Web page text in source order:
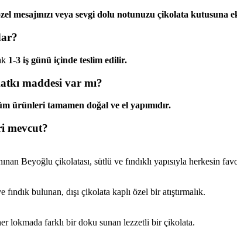
mesajınızı veya sevgi dolu notunuzu çikolata kutusuna
1-3 iş günü içinde teslim edilir.
maddesi var mı?
ürünleri tamamen doğal ve el yapımıdır.
mevcut?
Beyoğlu çikolatası, sütlü ve fındıklı yapısıyla herkesin
fındık bulunan, dışı çikolata kaplı özel bir atıştırmalık.
lokmada farklı bir doku sunan lezzetli bir çikolata.